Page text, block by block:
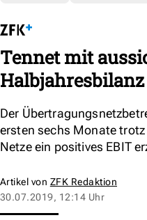
Tennet mit
Halbjahresbilanz
Der
ersten sechs Monate
Netze ein positives EBIT
Artikel von ZFK Redaktion
30.07.2019, 12:14 Uhr